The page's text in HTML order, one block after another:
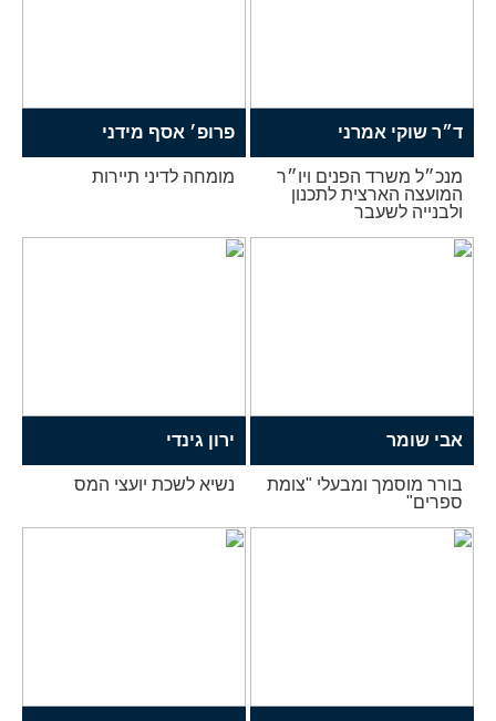
ד״ר שוקי אמרני
מנכ״ל משרד הפנים ויו״ר
המועצה הארצית לתכנון
ולבנייה לשעבר
פרופ׳ אסף מידני
מומחה לדיני תיירות
אבי שומר
בורר מוסמך ומבעלי "צומת
ספרים"
ירון גינדי
נשיא לשכת יועצי המס